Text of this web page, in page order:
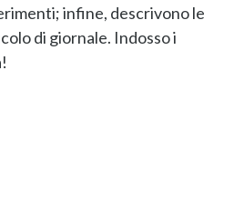
‌infine, descrivono‌ ‌le‌
‌di‌ ‌giornale.‌ Indosso i